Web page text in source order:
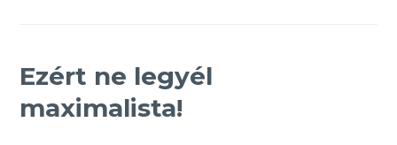
Ezért ne legyél
maximalista!